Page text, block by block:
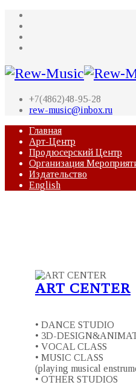
+7(4862)48-95-28
rew-music@inbox.ru
Главная
Арт-Центр
Продюсерский Центр
Организация
Издательство
English
ART CENTER
• DANCE STUDIO
• 3D-
• VOCAL CLASS
• MUSIC CLASS
(playing musical
• OTHER STUDIOS